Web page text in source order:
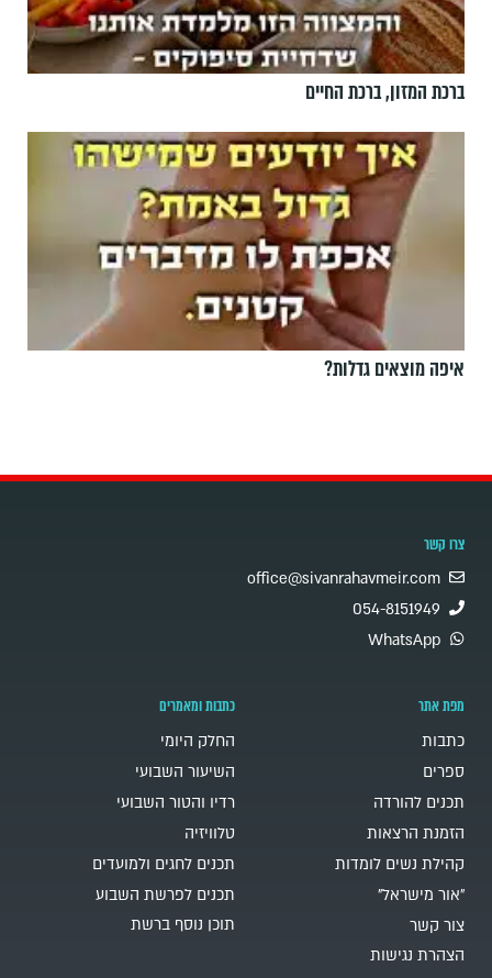
ברכת המזון, ברכת החיים
איפה מוצאים גדלות?
צרו קשר
office@sivanrahavmeir.com
054-8151949
WhatsApp
מפת אתר
כתבות
ספרים
תכנים להורדה
הזמנת הרצאות
קהילת נשים לומדות
"אור מישראל"
צור קשר
הצהרת נגישות
כתבות ומאמרים
החלק היומי
השיעור השבועי
רדיו והטור השבועי
טלוויזיה
תכנים לחגים ולמועדים
תכנים לפרשת השבוע
תוכן נוסף ברשת